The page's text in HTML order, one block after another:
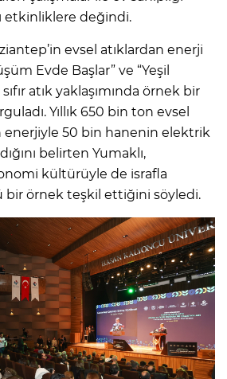
etkinliklere değindi.
evsel atıklardan enerji
Evde Başlar” ve “Yeşil
atık yaklaşımında örnek bir
Yıllık 650 bin ton evsel
enerjiyle 50 bin hanenin elektrik
belirten Yumaklı,
kültürüyle de israfla
bir örnek teşkil ettiğini söyledi.